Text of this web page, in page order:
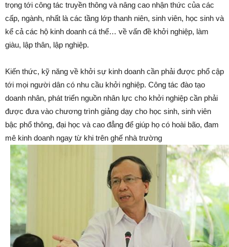
trọng tới công tác truyền thông và nâng cao nhận thức của các
cấp, ngành, nhất là các tầng lớp thanh niên, sinh viên, học sinh và
kể cả các hộ kinh doanh cá thể… về vấn đề khởi nghiệp, làm
giàu, lập thân, lập nghiệp.
Kiến thức, kỹ năng về khởi sự kinh doanh cần phải được phổ cập
tới mọi người dân có nhu cầu khởi nghiệp. Công tác đào tạo
doanh nhân, phát triển nguồn nhân lực cho khởi nghiệp cần phải
được đưa vào chương trình giảng dạy cho học sinh, sinh viên
bậc phổ thông, đại học và cao đẳng để giúp họ có hoài bão, đam
mê kinh doanh ngay từ khi trên ghế nhà trường